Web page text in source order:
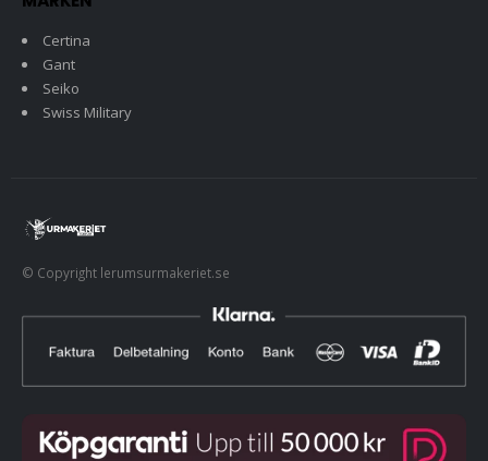
Certina
Gant
Seiko
Swiss Military
© Copyright lerumsurmakeriet.se